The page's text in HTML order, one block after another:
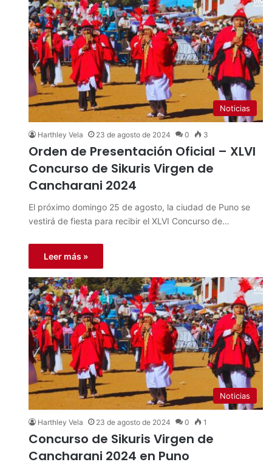
Noticias
Harthley Vela 23 de agosto de 2024 0 3
Orden de Presentación Oficial – XLVI
Concurso de Sikuris Virgen de
Cancharani 2024
El próximo domingo 25 de agosto, la ciudad de Puno se
vestirá de fiesta para recibir el XLVI Concurso de…
Leer más »
Noticias
Harthley Vela 23 de agosto de 2024 0 1
Concurso de Sikuris Virgen de
Cancharani 2024 en Puno